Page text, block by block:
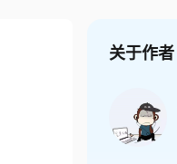
关于作者